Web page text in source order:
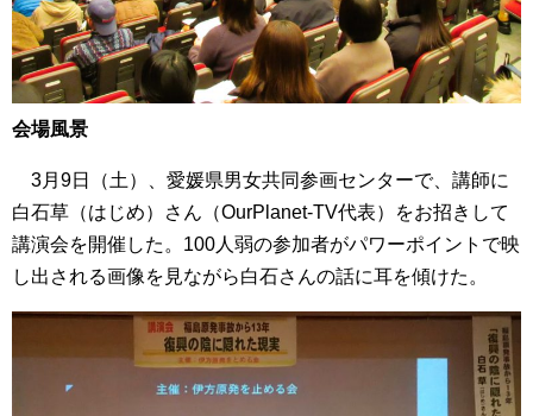
会場風景
3月9日（土）、愛媛県男女共同参画センターで、講師に
白石草（はじめ）さん（OurPlanet-TV代表）をお招きして
講演会を開催した。100人弱の参加者がパワーポイントで映
し出される画像を見ながら白石さんの話に耳を傾けた。